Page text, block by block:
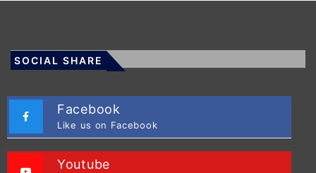
SOCIAL SHARE
Facebook
Like us on Facebook
Youtube